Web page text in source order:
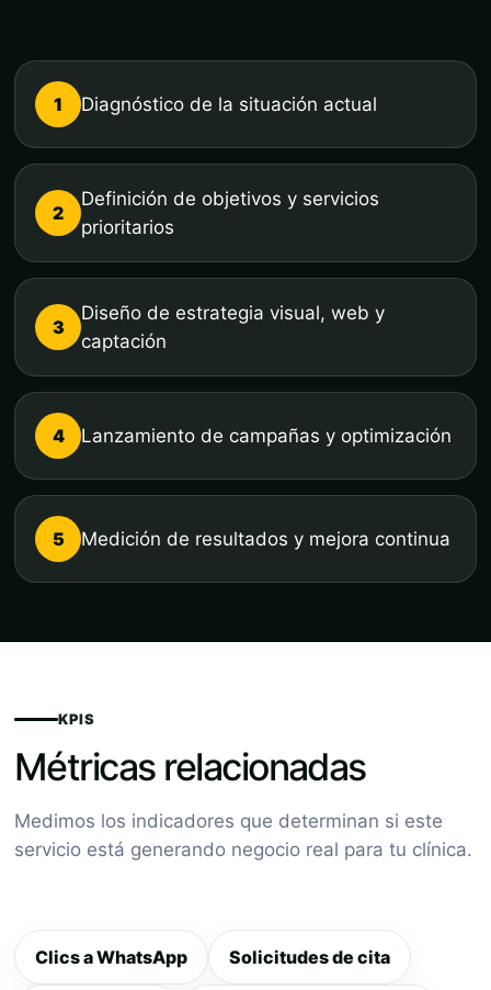
1 Diagnóstico de la situación actual
2
Definición de objetivos y servicios
prioritarios
3
Diseño de estrategia visual, web y
captación
4 Lanzamiento de campañas y optimización
5 Medición de resultados y mejora continua
KPIS
Métricas relacionadas
Medimos los indicadores que determinan si este
servicio está generando negocio real para tu clínica.
Clics a WhatsApp Solicitudes de cita